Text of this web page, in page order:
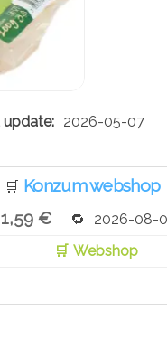
2026-05-07
🛒 Konzum webshop
1,59 €
2026-08-
Webshop